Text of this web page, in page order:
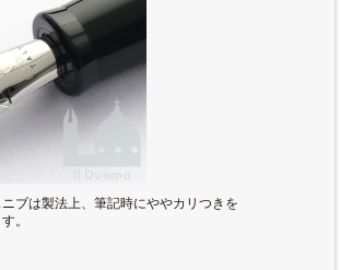
ブは製法上、筆記時にややカリつきを
。